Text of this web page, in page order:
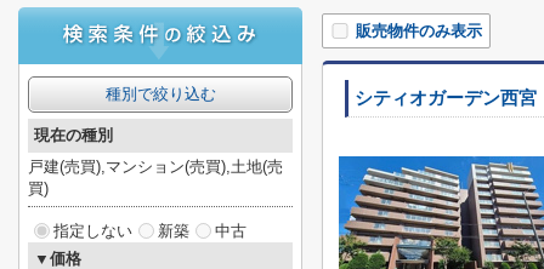
販売物件のみ表示
シティオガーデン西宮
種別で絞り込む
現在の種別
戸建(売買),マンション(売買),土地(売
買)
指定しない 新築
中古
▼価格